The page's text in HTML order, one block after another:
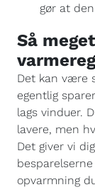
gør at
Så
Det kan være
egentlig
lags vinduer.
lavere, men
Det giver vi
opvarmning